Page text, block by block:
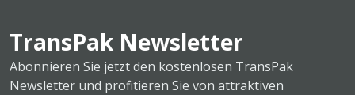
TransPak Newsletter
Abonnieren Sie jetzt den kostenlosen TransPak
Newsletter und profitieren Sie von attraktiven